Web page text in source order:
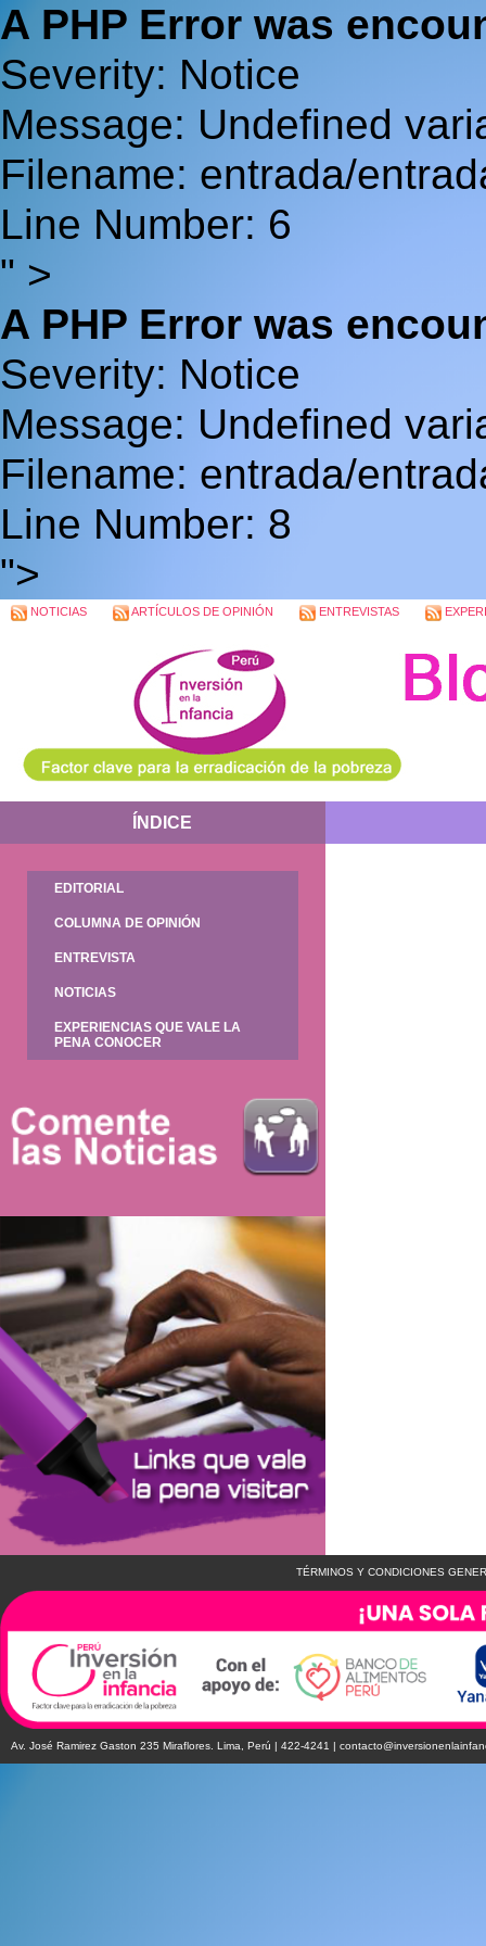
A PHP Error was
Severity: Notice
Message: Undefined
Filename: entrada/
Line Number: 6
" >
A PHP Error was
Severity: Notice
Message: Undefined
Filename: entrada/
Line Number: 8
">
NOTICIAS ARTÍCULOS DE OPINIÓN ENTREVISTAS
ÍNDICE
EDITORIAL
COLUMNA DE OPINIÓN
ENTREVISTA
NOTICIAS
EXPERIENCIAS QUE VALE LA
PENA CONOCER
TÉRMINOS Y CONDICIONES
Av. José Ramirez Gaston 235 Miraflores. Lima, Perú | 422-4241 |